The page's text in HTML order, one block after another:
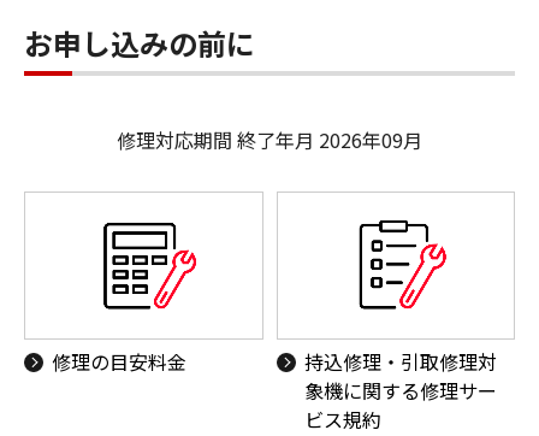
お申し込みの前に
修理対応期間 終了年月 2026年09月
修理の目安料金
持込修理・引取修理対
象機に関する修理サー
ビス規約